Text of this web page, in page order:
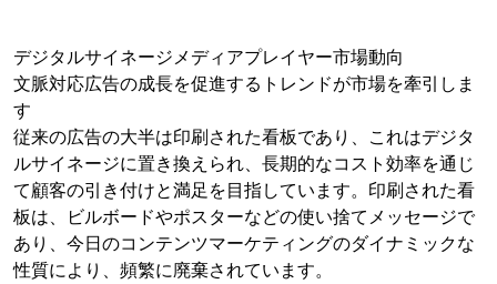
デジタルサイネージメディアプレイヤー市場動向
文脈対応広告の成長を促進するトレンドが市場を牽引しま
す
従来の広告の大半は印刷された看板であり、これはデジタ
ルサイネージに置き換えられ、長期的なコスト効率を通じ
て顧客の引き付けと満足を目指しています。印刷された看
板は、ビルボードやポスターなどの使い捨てメッセージで
あり、今日のコンテンツマーケティングのダイナミックな
性質により、頻繁に廃棄されています。